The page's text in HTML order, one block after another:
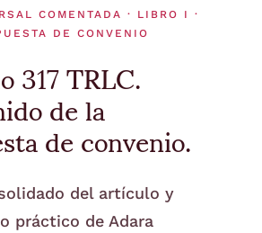
COMENTADA · LIBRO I ·
DE CONVENIO
TRLC.
de la
de convenio.
del artículo y
práctico de Adara